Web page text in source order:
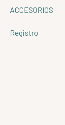
ACCESORIOS
Registro